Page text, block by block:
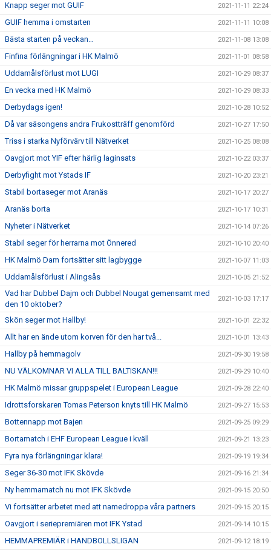
Knapp seger mot GUIF 2021-11-11 22:24
GUIF hemma i omstarten 2021-11-11 10:08
Bästa starten på veckan… 2021-11-08 13:08
Finfina förlängningar i HK Malmö 2021-11-01 08:58
Uddamålsförlust mot LUGI 2021-10-29 08:37
En vecka med HK Malmö 2021-10-29 08:33
Derbydags igen! 2021-10-28 10:52
Då var säsongens andra Frukostträff genomförd 2021-10-27 17:50
Triss i starka Nyförvärv till Nätverket 2021-10-25 08:08
Oavgjort mot YIF efter härlig laginsats 2021-10-22 03:37
Derbyfight mot Ystads IF 2021-10-20 23:21
Stabil bortaseger mot Aranäs 2021-10-17 20:27
Aranäs borta 2021-10-17 10:31
Nyheter i Nätverket 2021-10-14 07:26
Stabil seger för herrarna mot Önnered 2021-10-10 20:40
HK Malmö Dam fortsätter sitt lagbygge 2021-10-07 11:03
Uddamålsförlust i Alingsås 2021-10-05 21:52
Vad har Dubbel Dajm och Dubbel Nougat gemensamt med
den 10 oktober?
2021-10-03 17:17
Skön seger mot Hallby! 2021-10-01 22:32
Allt har en ände utom korven för den har två... 2021-10-01 13:43
Hallby på hemmagolv 2021-09-30 19:58
NU VÄLKOMNAR VI ALLA TILL BALTISKAN!!! 2021-09-29 10:40
HK Malmö missar gruppspelet i European League 2021-09-28 22:40
Idrottsforskaren Tomas Peterson knyts till HK Malmö 2021-09-27 15:53
Bottennapp mot Bajen 2021-09-25 09:29
Bortamatch i EHF European League i kväll 2021-09-21 13:23
Fyra nya förlängningar klara! 2021-09-19 19:34
Seger 36-30 mot IFK Skövde 2021-09-16 21:34
Ny hemmamatch nu mot IFK Skövde 2021-09-15 20:50
Vi fortsätter arbetet med att namedroppa våra partners 2021-09-15 20:15
Oavgjort i seriepremiären mot IFK Ystad 2021-09-14 10:15
HEMMAPREMIÄR i HANDBOLLSLIGAN 2021-09-12 18:19